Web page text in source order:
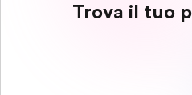
Trova il tuo